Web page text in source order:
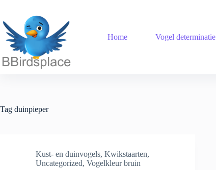
de
inhoud
Home Vogel determinatie
Tag duinpieper
Kust- en duinvogels, Kwikstaarten,
Uncategorized, Vogelkleur bruin